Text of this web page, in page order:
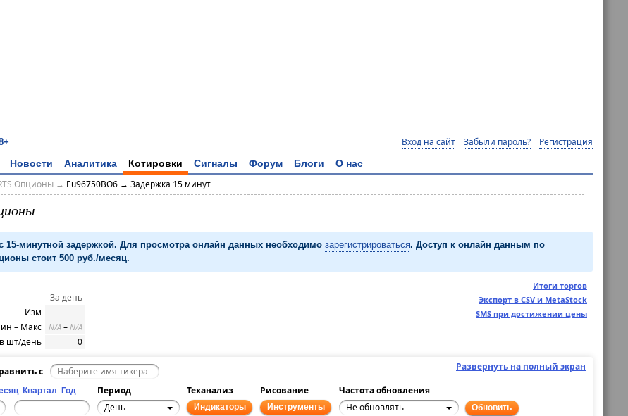
Вход на сайт Забыли пароль? Регистрация
Новости Аналитика Котировки Сигналы Форум Блоги О нас
Опционы→ Eu96750BO6 → Задержка 15 минут
15-минутной задержкой. Для просмотра онлайн данных необходимо зарегистрироваться. Доступ к онлайн данным по
стоит 500 руб./месяц.
Итоги торгов
Экспорт в CSV и MetaStock
SMS при достижении цены
За день
Изм
– Макс
N/A – N/A
шт/день 0
Развернуть на полный экран
с
Квартал Год Период Теханализ Рисование
Частота обновления
– День Индикаторы Инструменты Не обновлять Обновить